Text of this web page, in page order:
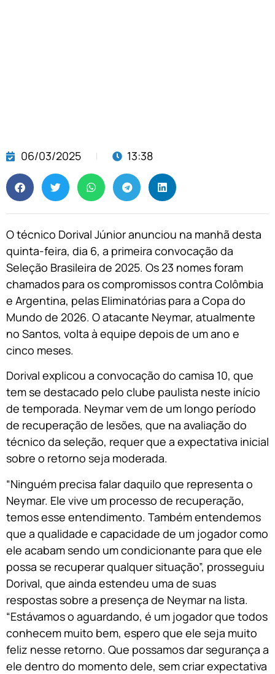
06/03/2025 13:38
O técnico Dorival Júnior anunciou na manhã desta
quinta-feira, dia 6, a primeira convocação da
Seleção Brasileira de 2025. Os 23 nomes foram
chamados para os compromissos contra Colômbia
e Argentina, pelas Eliminatórias para a Copa do
Mundo de 2026. O atacante Neymar, atualmente
no Santos, volta à equipe depois de um ano e
cinco meses.
Dorival explicou a convocação do camisa 10, que
tem se destacado pelo clube paulista neste início
de temporada. Neymar vem de um longo período
de recuperação de lesões, que na avaliação do
técnico da seleção, requer que a expectativa inicial
sobre o retorno seja moderada.
“Ninguém precisa falar daquilo que representa o
Neymar. Ele vive um processo de recuperação,
temos esse entendimento. Também entendemos
que a qualidade e capacidade de um jogador como
ele acabam sendo um condicionante para que ele
possa se recuperar qualquer situação”, prosseguiu
Dorival, que ainda estendeu uma de suas
respostas sobre a presença de Neymar na lista.
“Estávamos o aguardando, é um jogador que todos
conhecem muito bem, espero que ele seja muito
feliz nesse retorno. Que possamos dar segurança a
ele dentro do momento dele, sem criar expectativa